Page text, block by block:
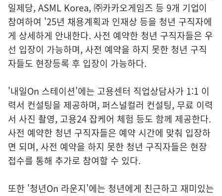
일제당, ASML Korea, ㈜카카오게임즈 등 9개 기업이
참여하여 '25년 채용계획과 인재상 등을 청년 구직자에
게 상세하게 안내한다. 사전 예약한 청년 구직자들은 우
선 입장이 가능하며, 사전 예약을 하지 못한 청년 구직
자들도 현장등록 후 입장이 가능하다.
'내일On 스테이션'에는 고용센터 직업상담사가 1:1 이
력서 컨설팅을 제공하며, 퍼스널컬러 컨설팅, 무료 이력
서 사진 촬영, 고용24 잡케어 체험 등도 함께 제공한다.
사전 예약한 청년 구직자들은 예약 시간에 맞춰 입장하
면 되며, 사전 예약을 하지 못한 청년 구직자들은 현장
접수를 통해 추가로 참여할 수 있다.
또한 '청년On 라운지'에는 청년에게 친근하고 재미있는